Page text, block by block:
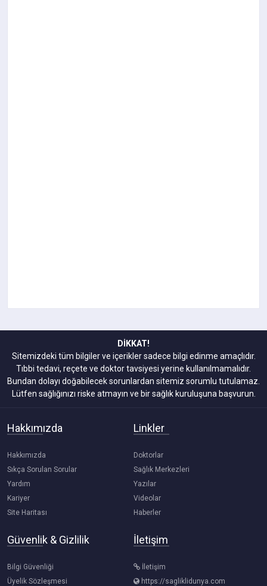
DİKKAT!
Sitemizdeki tüm bilgiler ve içerikler sadece bilgi edinme amaçlıdır.
Tıbbi tedavi, reçete ve doktor tavsiyesi yerine kullanılmamalıdır.
Bundan dolayı doğabilecek sorunlardan sitemiz sorumlu tutulamaz.
Lütfen sağlığınızı riske atmayın ve bir sağlık kuruluşuna başvurun.
Hakkımızda
Hakkımızda
Sıkça Sorulan Sorular
Yardım
Kariyer
Site Haritası
Linkler
Doktorlar
Sağlık Merkezleri
Yazılar
Videolar
Haberler
Güvenlik & Gizlilik
Bilgi Güvenliği
Üyelik Sözleşmesi
İletişim
İletişim
https://sagliklidunya.com